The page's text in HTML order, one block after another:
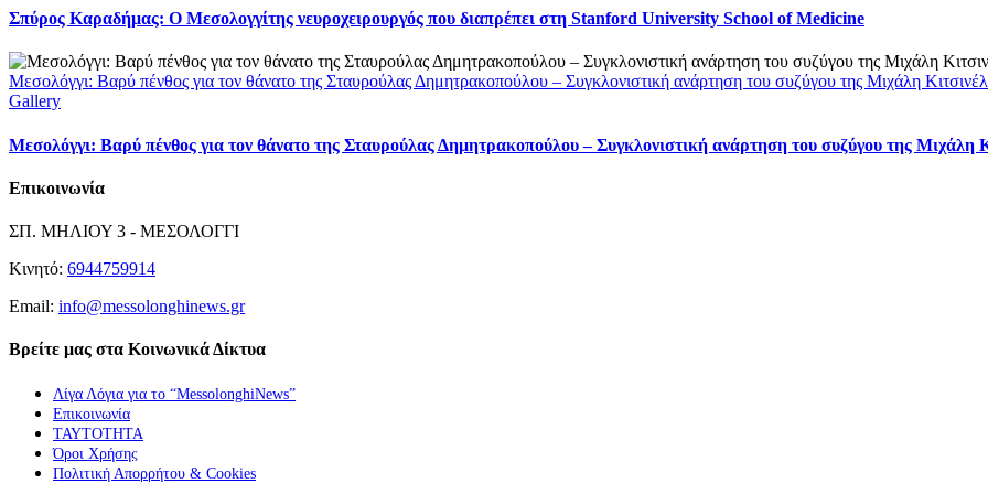
Σπύρος Καραδήμας: Ο Μεσολογγίτης νευροχειρουργός που διαπρέπει στη Stanford University School of Medicine
Μεσολόγγι: Βαρύ πένθος για τον θάνατο της Σταυρούλας Δημητρακοπούλου – Συγκλονιστική ανάρτηση του συζύγου της Μιχάλη
Gallery
Μεσολόγγι: Βαρύ πένθος για τον θάνατο της Σταυρούλας Δημητρακοπούλου – Συγκλονιστική ανάρτηση του συζύγου της Μιχάλη
Επικοινωνία
ΣΠ. ΜΗΛΙΟΥ 3 - ΜΕΣΟΛΟΓΓΙ
Κινητό: 6944759914
Email: info@messolonghinews.gr
Βρείτε μας στα Κοινωνικά Δίκτυα
Λίγα Λόγια για το “MessolonghiNews”
Επικοινωνία
ΤΑΥΤΟΤΗΤΑ
Όροι Χρήσης
Πολιτική Απορρήτου & Cookies